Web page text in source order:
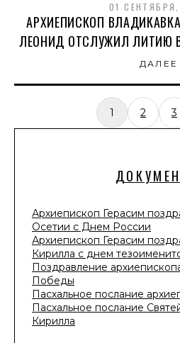
Архиепископ Герасим
Осетии с Днем России
Архиепископ Герасим
Кирилла с днем
Поздравление
Победы
Пасхальное послание
Пасхальное послание
Кирилла
01 СЕНТЯБРЯ,
АРХИЕПИСКОП
ЛЕОНИД ОТСЛУЖИЛ ЛИТИЮ
ДАЛЕЕ
1 2 3